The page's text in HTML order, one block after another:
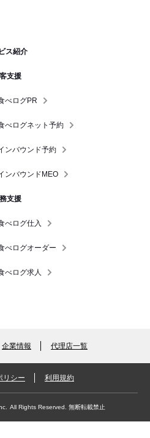
ス紹介
支援
べログPR
べログネット予約
ンバウンド予約
ンバウンドMEO
支援
べログ仕入
べログオーダー
べログ求人
企業情報 代理店一覧
リシー 利用規約
All Rights Reserved. 無断転載禁止